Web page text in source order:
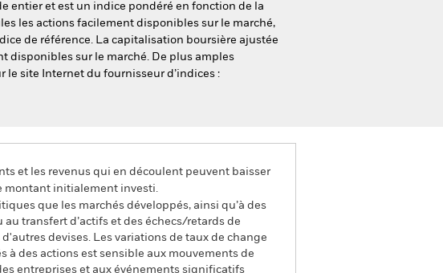
entier et est un indice pondéré en fonction de la
les actions facilement disponibles sur le marché,
de référence. La capitalisation boursière ajustée
disponibles sur le marché. De plus amples
le site Internet du fournisseur d’indices :
et les revenus qui en découlent peuvent baisser
montant initialement investi.
que les marchés développés, ainsi qu’à des
transfert d’actifs et des échecs/retards de
devises. Les variations de taux de change
à des actions est sensible aux mouvements de
entreprises et aux événements significatifs